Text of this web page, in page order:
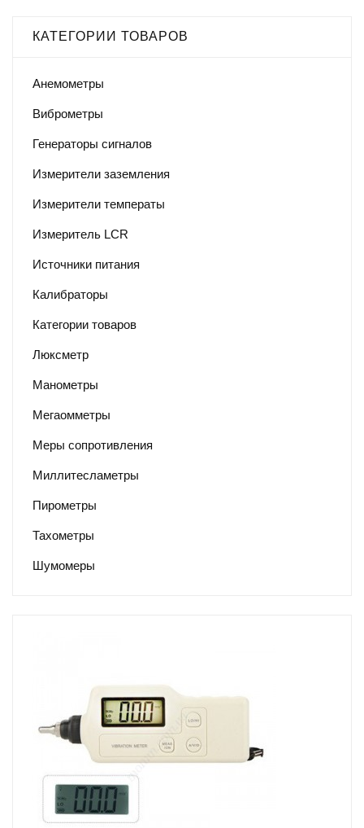
КАТЕГОРИИ ТОВАРОВ
Анемометры
Виброметры
Генераторы сигналов
Измерители заземления
Измерители температы
Измеритель LCR
Источники питания
Калибраторы
Категории товаров
Люксметр
Манометры
Мегаомметры
Меры сопротивления
Миллитесламетры
Пирометры
Тахометры
Шумомеры